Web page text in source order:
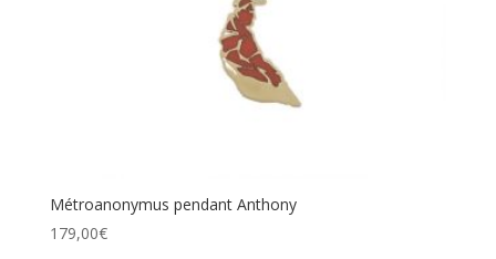
Métroanonymus pendant Anthony
179,00€